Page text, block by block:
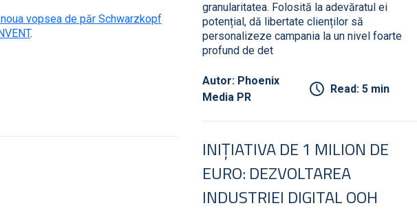
vopsea de păr Schwarzkopf
.
granularitatea. Folosită la adevăratul ei
potențial, dă libertate clienților să
personalizeze campania la un nivel foarte
profund de det
Autor: Phoenix
Media PR
Read: 5 min
INIȚIATIVA DE 1 MILION DE
EURO: DEZVOLTAREA
INDUSTRIEI DIGITAL OOH